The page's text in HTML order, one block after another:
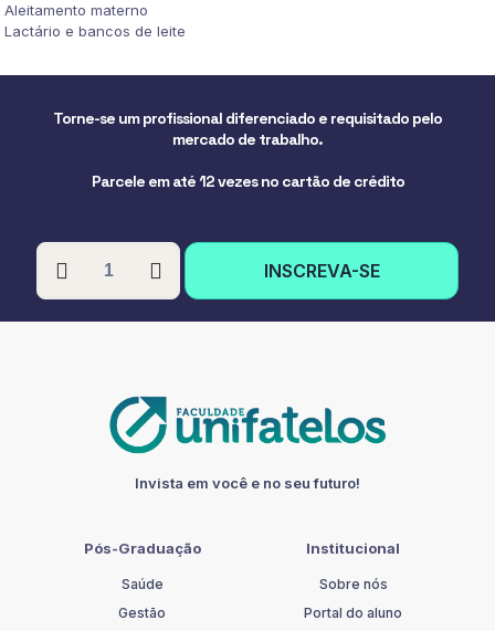
Aleitamento materno
Lactário e bancos de leite
Torne-se um profissional diferenciado e requisitado pelo
mercado de trabalho.
Parcele em até 12 vezes no cartão de crédito
PÓS-
GRADUAÇÃO
EM
INSCREVA-SE
Invista em você e no seu futuro!
Pós-Graduação
Saúde
Gestão
Institucional
Sobre nós
Portal do aluno